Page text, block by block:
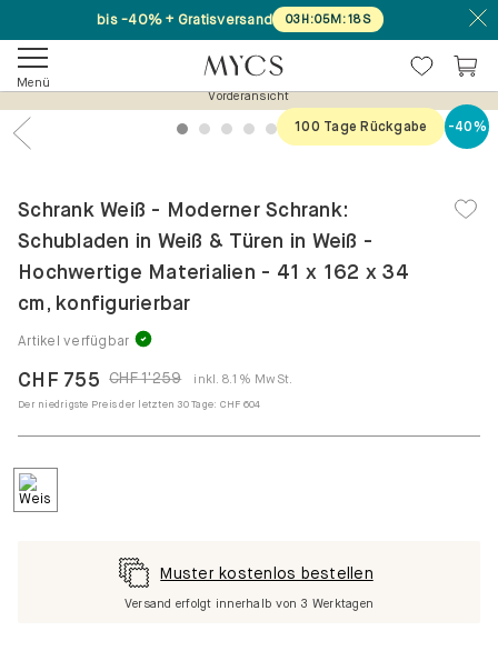
bis -40% + Gratisversand 03H:05M:18S
Menü
Vorderansicht
1 2 3 4 5 6 7
100 Tage Rückgabe -40%
Schrank Weiß - Moderner Schrank:
Schubladen in Weiß & Türen in Weiß -
Hochwertige Materialien - 41 x 162 x 34
cm, konfigurierbar
Artikel verfügbar
CHF 1'259
CHF 755 inkl. 8.1% MwSt.
Der niedrigste Preis der letzten 30 Tage: CHF 604